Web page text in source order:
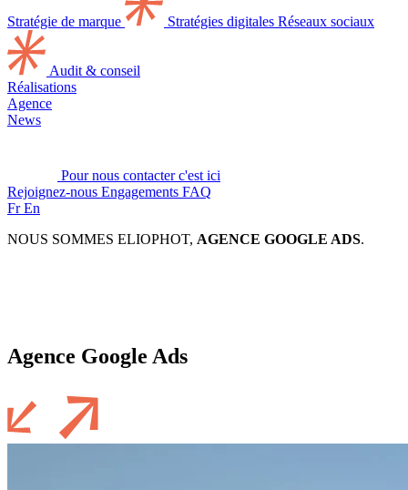
Stratégie de marque Stratégies digitales Réseaux sociaux
Audit & conseil
Réalisations
Agence
News
Pour nous contacter c'est ici
Rejoignez-nous Engagements FAQ
FrEn
NOUS SOMMES ELIOPHOT, AGENCE GOOGLE ADS.
Agence Google Ads